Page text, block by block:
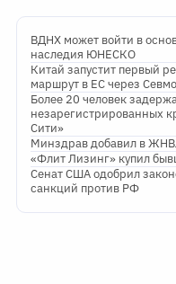
ВДНХ может войти в
наследия ЮНЕСКО
Китай запустит первый
маршрут в ЕС через
Более 20 человек
незарегистрированных
Сити»
Минздрав добавил в
«Флит Лизинг» купил
Сенат США одобрил
санкций против РФ